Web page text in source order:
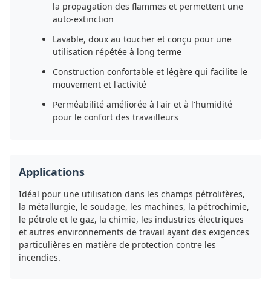
la propagation des flammes et permettent une
auto-extinction
Lavable, doux au toucher et conçu pour une
utilisation répétée à long terme
Construction confortable et légère qui facilite le
mouvement et l'activité
Perméabilité améliorée à l'air et à l'humidité
pour le confort des travailleurs
Applications
Idéal pour une utilisation dans les champs pétrolifères,
la métallurgie, le soudage, les machines, la pétrochimie,
le pétrole et le gaz, la chimie, les industries électriques
et autres environnements de travail ayant des exigences
particulières en matière de protection contre les
incendies.